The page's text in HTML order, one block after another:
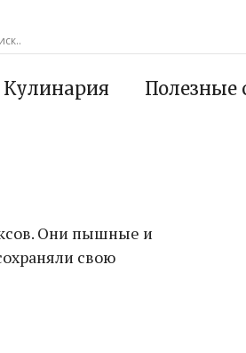
Кулинария Полезные
Они пышные и
свою